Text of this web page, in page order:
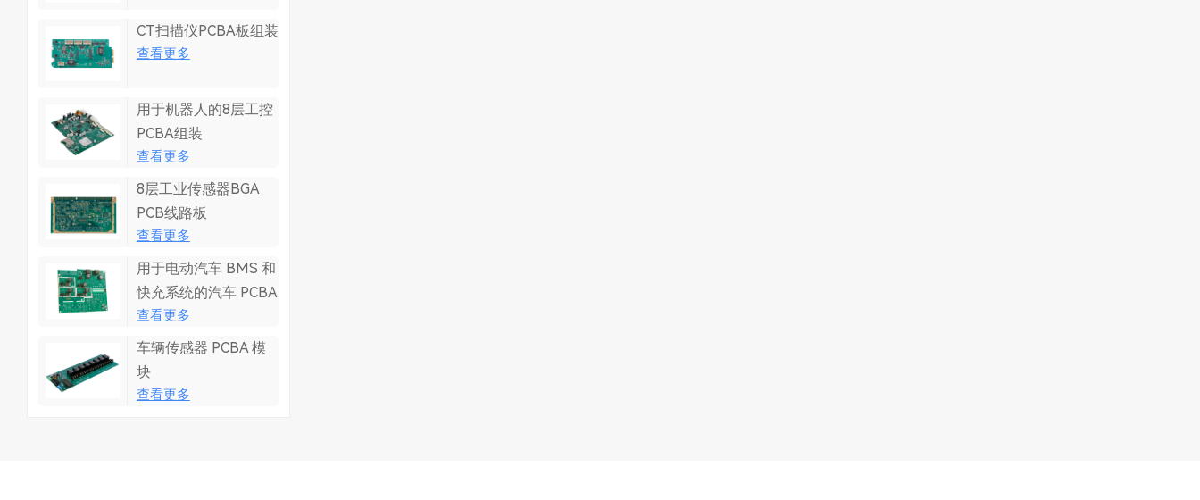
CT扫描仪PCBA板组装
查看更多
用于机器人的8层工控
PCBA组装
查看更多
8层工业传感器BGA
PCB线路板
查看更多
用于电动汽车 BMS 和
快充系统的汽车 PCBA
查看更多
车辆传感器 PCBA 模
块
查看更多